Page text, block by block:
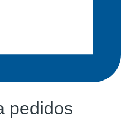
pedidos